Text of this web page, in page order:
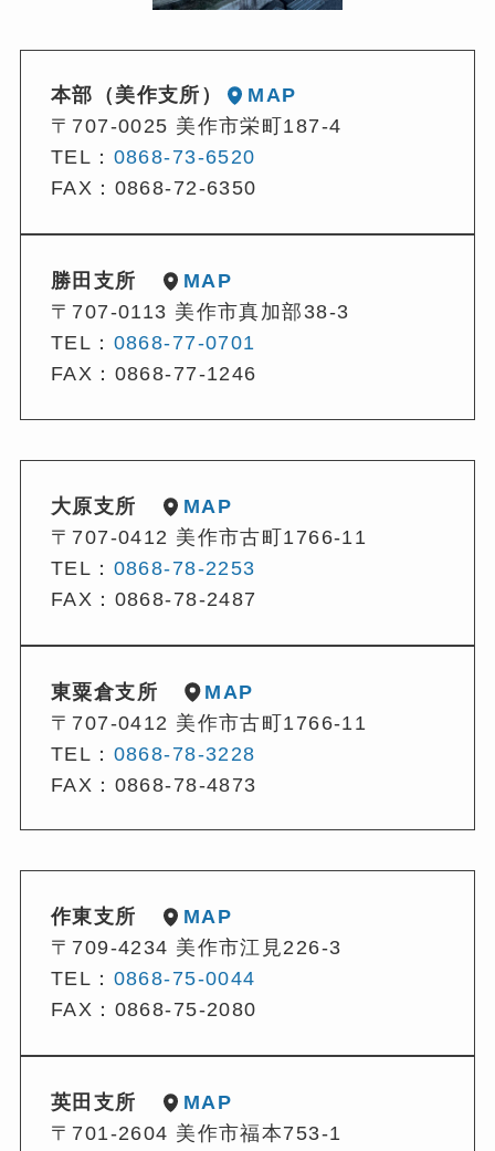
本部（美作支所）
MAP
〒707-0025 美作市栄町187-4
TEL： 0868-73-6520
FAX：0868-72-6350
勝田支所
MAP
〒707-0113 美作市真加部38-3
TEL： 0868-77-0701
FAX：0868-77-1246
大原支所
MAP
〒707-0412 美作市古町1766-11
TEL： 0868-78-2253
FAX：0868-78-2487
東粟倉支所
MAP
〒707-0412 美作市古町1766-11
TEL： 0868-78-3228
FAX：0868-78-4873
作東支所
MAP
〒709-4234 美作市江見226-3
TEL： 0868-75-0044
FAX：0868-75-2080
英田支所
MAP
〒701-2604 美作市福本753-1